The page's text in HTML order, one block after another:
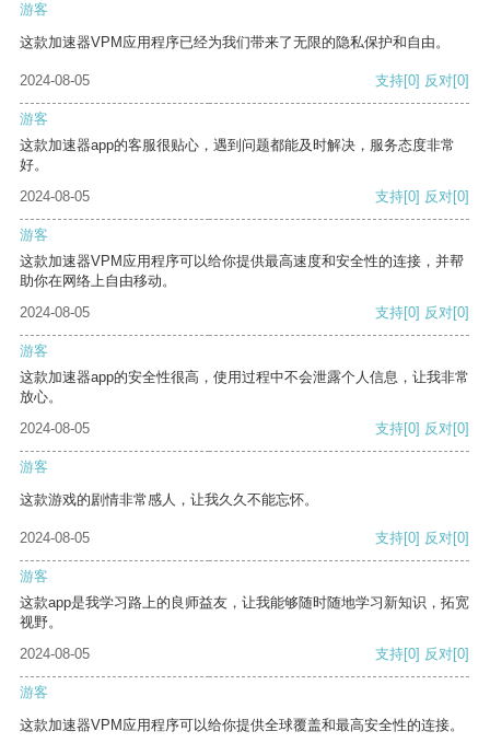
游客
这款加速器VPM应用程序已经为我们带来了无限的隐私保护和自由。
2024-08-05 支持[0] 反对[0]
游客
这款加速器app的客服很贴心，遇到问题都能及时解决，服务态度非常
好。
2024-08-05
支持[0] 反对[0]
游客
这款加速器VPM应用程序可以给你提供最高速度和安全性的连接，并帮
助你在网络上自由移动。
2024-08-05
支持[0] 反对[0]
游客
这款加速器app的安全性很高，使用过程中不会泄露个人信息，让我非常
放心。
2024-08-05
支持[0] 反对[0]
游客
这款游戏的剧情非常感人，让我久久不能忘怀。
2024-08-05 支持[0] 反对[0]
游客
这款app是我学习路上的良师益友，让我能够随时随地学习新知识，拓宽
视野。
2024-08-05
支持[0] 反对[0]
游客
这款加速器VPM应用程序可以给你提供全球覆盖和最高安全性的连接。